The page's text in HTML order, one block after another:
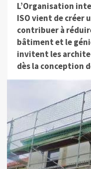
L’Organisation
ISO vient de créer
contribuer à
bâtiment et le
invitent les
dès la conception